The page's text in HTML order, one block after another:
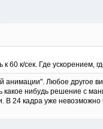
к/сек. Где ускорением,
анимации". Любое другое
нибудь решение с
В 24 кадра уже